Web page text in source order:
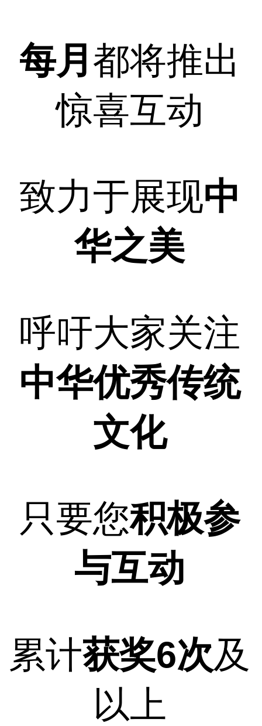
每月 都将推出
惊喜互动
致力于展现中
华之美
呼吁大家关注
中华优秀传统
文化
只要您积极参
与互动
累计获奖6次及
以上